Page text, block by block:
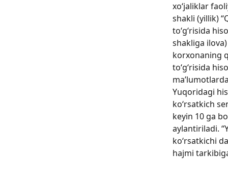
xo‘jaliklar
shakli (yillik)
to‘g‘risida
shakliga
korxonaning
to‘g‘risida
Yuqoridagi
ko‘rsatkich
keyin 10 ga
aylantiriladi.
ko‘rsatkichi
hajmi